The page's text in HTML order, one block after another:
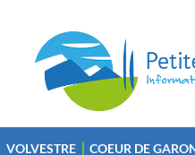
VOLVESTRE COEUR DE